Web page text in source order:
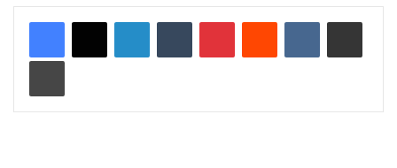
que garantem ao evento a autenticidade do Samba de Raiz
e do Partido Alto.
mantém a tradição do lugar que congrega artistas,
personalidades e sambistas de todas as partes.